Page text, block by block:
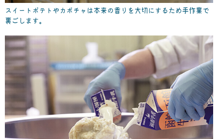
スイートポテトやカボチャは本来の香りを大切にするため手作業で
裏ごします。